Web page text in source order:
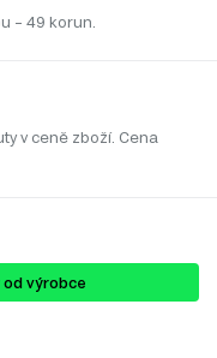
– 49 korun.
v ceně zboží. Cena
od výrobce